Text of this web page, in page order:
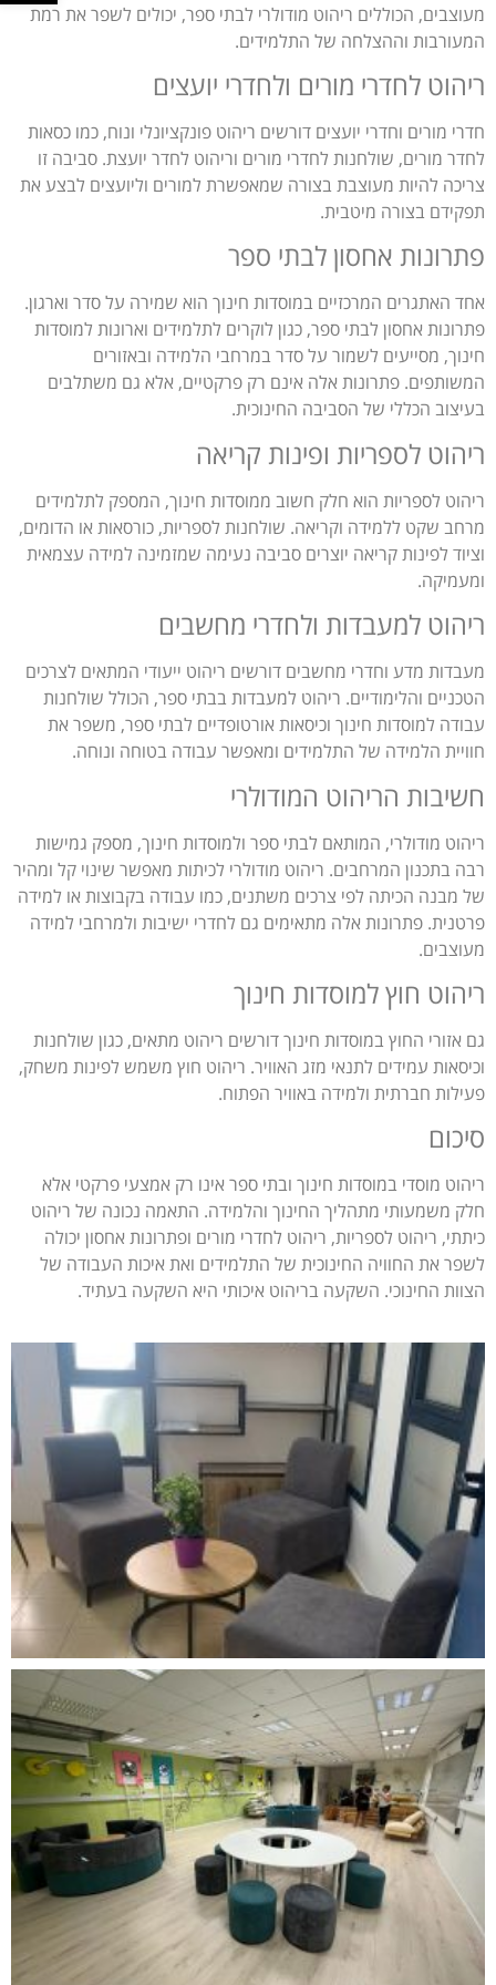
מעוצבים, הכוללים ריהוט מודולרי לבתי ספר, יכולים לשפר את רמת
המעורבות וההצלחה של התלמידים.
ריהוט לחדרי מורים ולחדרי יועצים
חדרי מורים וחדרי יועצים דורשים ריהוט פונקציונלי ונוח, כמו כסאות
לחדר מורים, שולחנות לחדרי מורים וריהוט לחדר יועצת. סביבה זו
צריכה להיות מעוצבת בצורה שמאפשרת למורים וליועצים לבצע את
תפקידם בצורה מיטבית.
פתרונות אחסון לבתי ספר
אחד האתגרים המרכזיים במוסדות חינוך הוא שמירה על סדר וארגון.
פתרונות אחסון לבתי ספר, כגון לוקרים לתלמידים וארונות למוסדות
חינוך, מסייעים לשמור על סדר במרחבי הלמידה ובאזורים
המשותפים. פתרונות אלה אינם רק פרקטיים, אלא גם משתלבים
בעיצוב הכללי של הסביבה החינוכית.
ריהוט לספריות ופינות קריאה
ריהוט לספריות הוא חלק חשוב ממוסדות חינוך, המספק לתלמידים
מרחב שקט ללמידה וקריאה. שולחנות לספריות, כורסאות או הדומים,
וציוד לפינות קריאה יוצרים סביבה נעימה שמזמינה למידה עצמאית
ומעמיקה.
ריהוט למעבדות ולחדרי מחשבים
מעבדות מדע וחדרי מחשבים דורשים ריהוט ייעודי המתאים לצרכים
הטכניים והלימודיים. ריהוט למעבדות בבתי ספר, הכולל שולחנות
עבודה למוסדות חינוך וכיסאות אורטופדיים לבתי ספר, משפר את
חוויית הלמידה של התלמידים ומאפשר עבודה בטוחה ונוחה.
חשיבות הריהוט המודולרי
ריהוט מודולרי, המותאם לבתי ספר ולמוסדות חינוך, מספק גמישות
רבה בתכנון המרחבים. ריהוט מודולרי לכיתות מאפשר שינוי קל ומהיר
של מבנה הכיתה לפי צרכים משתנים, כמו עבודה בקבוצות או למידה
פרטנית. פתרונות אלה מתאימים גם לחדרי ישיבות ולמרחבי למידה
מעוצבים.
ריהוט חוץ למוסדות חינוך
גם אזורי החוץ במוסדות חינוך דורשים ריהוט מתאים, כגון שולחנות
וכיסאות עמידים לתנאי מזג האוויר. ריהוט חוץ משמש לפינות משחק,
פעילות חברתית ולמידה באוויר הפתוח.
סיכום
ריהוט מוסדי במוסדות חינוך ובתי ספר אינו רק אמצעי פרקטי אלא
חלק משמעותי מתהליך החינוך והלמידה. התאמה נכונה של ריהוט
כיתתי, ריהוט לספריות, ריהוט לחדרי מורים ופתרונות אחסון יכולה
לשפר את החוויה החינוכית של התלמידים ואת איכות העבודה של
הצוות החינוכי. השקעה בריהוט איכותי היא השקעה בעתיד.